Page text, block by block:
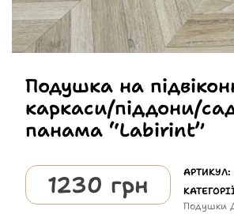
Подушка на
каркаси/піддони/
панама “Labirint”
1230 грн АРТИКУЛ:
Подушки